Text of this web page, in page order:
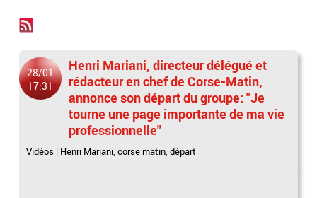
28/01
17:31
Henri Mariani, directeur délégué et
rédacteur en chef de Corse-Matin,
annonce son départ du groupe: "Je
tourne une page importante de ma vie
professionnelle"
Vidéos | Henri Mariani,corse matin,départ